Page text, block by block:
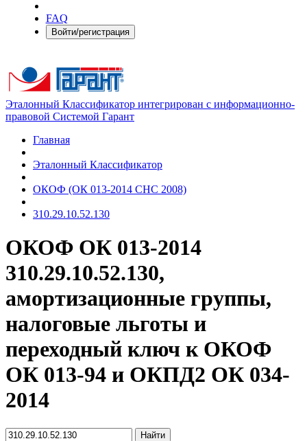
FAQ
Войти/регистрация
Эталонный Классификатор интегрирован с информационно-
правовой Системой Гарант
Главная
Эталонный Классификатор
ОКОФ (ОК 013-2014 СНС 2008)
310.29.10.52.130
ОКОФ ОК 013-2014
310.29.10.52.130,
амортизационные группы,
налоговые льготы и
переходный ключ к ОКОФ
ОК 013-94 и ОКПД2 ОК 034-
2014
Найти